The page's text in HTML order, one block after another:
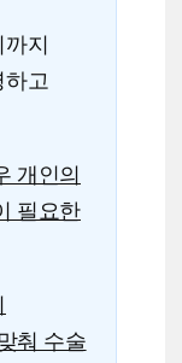
지
고
개인의
필요한
춰 수술